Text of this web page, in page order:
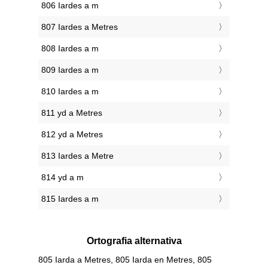
806 Iardes a m
807 Iardes a Metres
808 Iardes a m
809 Iardes a m
810 Iardes a m
811 yd a Metres
812 yd a Metres
813 Iardes a Metre
814 yd a m
815 Iardes a m
Ortografia alternativa
805 Iarda a Metres, 805 Iarda en Metres, 805